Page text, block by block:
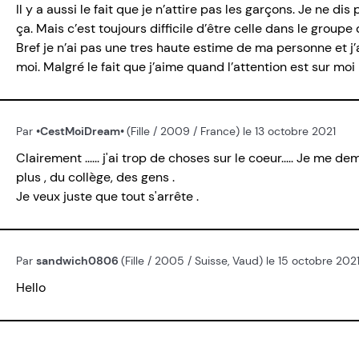
Il y a aussi le fait que je n’attire pas les garçons. Je ne
ça. Mais c’est toujours difficile d’être celle dans le groupe
Bref je n’ai pas une tres haute estime de ma personne et
moi. Malgré le fait que j’aime quand l’attention est sur moi
Par •CestMoiDream•(Fille / 2009 / France) le 13 octobre 2021
Clairement ...... j'ai trop de choses sur le coeur..... Je me
plus , du collège, des gens .
Je veux juste que tout s'arrête .
Par sandwich0806 (Fille / 2005 / Suisse, Vaud) le 15 octobre 2021
Hello